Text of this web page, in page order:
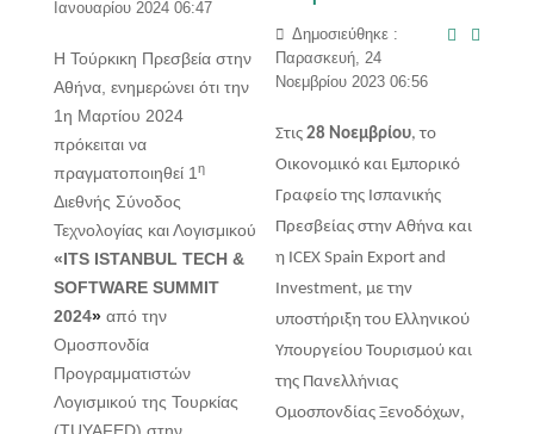
Ιανουαρίου 2024 06:47
Η Τούρκικη Πρεσβεία στην
Αθήνα, ενημερώνει ότι την
1η Μαρτίου 2024
πρόκειται να
πραγματοποιηθεί 1η
Διεθνής Σύνοδος
Τεχνολογίας και Λογισμικού
«ITS ISTANBUL TECH &
SOFTWARE SUMMIT
2024» από την
Ομοσπονδία
Προγραμματιστών
Λογισμικού της Τουρκίας
Δημοσιεύθηκε :
Παρασκευή, 24
Νοεμβρίου 2023 06:56
Στις28 Νοεμβρίου, το
Οικονομικό και Εμπορικό
Γραφείο της Ισπανικής
Πρεσβείας στην Αθήνα και
η ICEX Spain Export and
Investment, με την
υποστήριξη του Ελληνικού
Υπουργείου Τουρισμού και
της Πανελλήνιας
Ομοσπονδίας Ξενοδόχων,